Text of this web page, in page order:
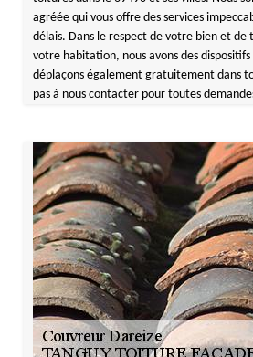
agréée qui vous offre des services
délais. Dans le respect de votre bien et de
votre habitation, nous avons des
déplaçons également gratuitement dans
pas à nous contacter pour toutes